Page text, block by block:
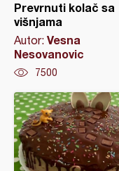
Prevrnuti kolač sa
višnjama
Autor: Vesna
Nesovanovic
7500